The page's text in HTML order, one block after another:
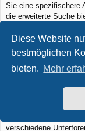
Diese Website
bestmöglichen
bieten. Mehr
Sie eine spezifischere
die erweiterte Suche
Ihr(e) Suchbegriff(e)
Sie ggf. die
Warum
Ihre Suche lieferte zu
nicht verarbeiten.
spezifischere
verschiedene